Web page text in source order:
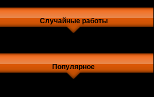
Случайные работы
Популярное